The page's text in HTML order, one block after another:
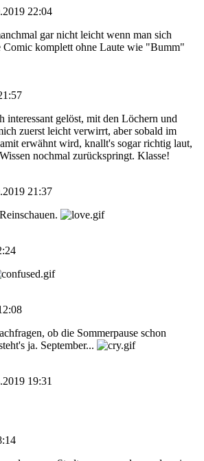
22:04
gar nicht leicht wenn man sich
Comic komplett ohne Laute wie "Bumm"
gelöst, mit den Löchern und
zuerst leicht verwirrt, aber sobald im
erwähnt wird, knallt's sogar richtig laut,
nochmal zurückspringt. Klasse!
21:37
ob die Sommerpause schon
ja. September...
19:31